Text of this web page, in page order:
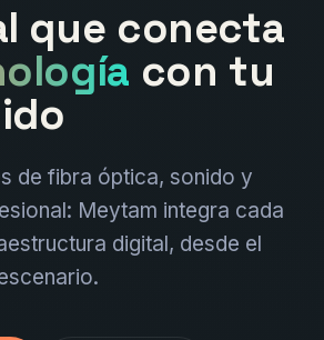
que conecta
con tu
de fibra óptica, sonido y
Meytam integra cada
digital, desde el